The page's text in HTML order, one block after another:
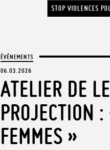
STOP VIOLENCES
ÉVÈNEMENTS
06.03.2026
ATELIER DE
PROJECTION
FEMMES »